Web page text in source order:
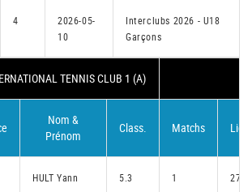
4
2026-05-
10
Interclubs 2026 - U18
Garçons
TENNIS CLUB 1 (A)
Nom &
Prénom
Class. Matchs
HULT Yann 5.3 1